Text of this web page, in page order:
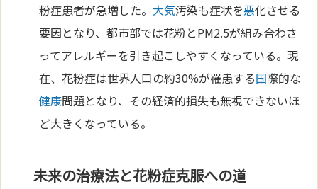
粉症患者が急増した。 大気汚染も症状を悪化させる
要因となり、都市部では花粉とPM2.5が組み合わさ
ってアレルギーを引き起こしやすくなっている。現
在、花粉症は世界人口の約30%が罹患する国際的な
健康問題となり、その経済的損失も無視できないほ
ど大きくなっている。
未来の治療法と花粉症克服への道